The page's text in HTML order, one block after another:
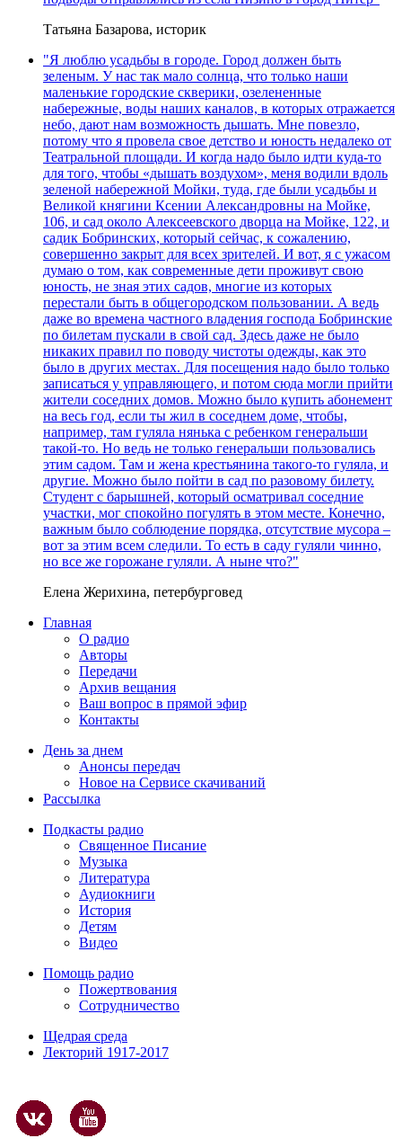
Татьяна Базарова, историк
"Я люблю усадьбы в городе. Город должен быть
зеленым. У нас так мало солнца, что только наши
маленькие городские скверики, озелененные
набережные, воды наших каналов, в которых отражается
небо, дают нам возможность дышать. Мне повезло,
потому что я провела свое детство и юность недалеко от
Театральной площади. И когда надо было идти куда-то
для того, чтобы «дышать воздухом», меня водили вдоль
зеленой набережной Мойки, туда, где были усадьбы и
Великой княгини Ксении Александровны на Мойке,
106, и сад около Алексеевского дворца на Мойке, 122, и
садик Бобринских, который сейчас, к сожалению,
совершенно закрыт для всех зрителей. И вот, я с ужасом
думаю о том, как современные дети проживут свою
юность, не зная этих садов, многие из которых
перестали быть в общегородском пользовании. А ведь
даже во времена частного владения господа Бобринские
по билетам пускали в свой сад. Здесь даже не было
никаких правил по поводу чистоты одежды, как это
было в других местах. Для посещения надо было только
записаться у управляющего, и потом сюда могли прийти
жители соседних домов. Можно было купить абонемент
на весь год, если ты жил в соседнем доме, чтобы,
например, там гуляла нянька с ребенком генеральши
такой-то. Но ведь не только генеральши пользовались
этим садом. Там и жена крестьянина такого-то гуляла, и
другие. Можно было пойти в сад по разовому билету.
Студент с барышней, который осматривал соседние
участки, мог спокойно погулять в этом месте. Конечно,
важным было соблюдение порядка, отсутствие мусора –
вот за этим всем следили. То есть в саду гуляли чинно,
но все же горожане гуляли. А ныне что?"
Елена Жерихина, петербурговед
Главная
О радио
Авторы
Передачи
Архив вещания
Ваш вопрос в прямой эфир
Контакты
День за днем
Анонсы передач
Новое на Сервисе скачиваний
Рассылка
Подкасты радио
Священное Писание
Музыка
Литература
Аудиокниги
История
Детям
Видео
Помощь радио
Пожертвования
Сотрудничество
Щедрая среда
Лекторий 1917-2017